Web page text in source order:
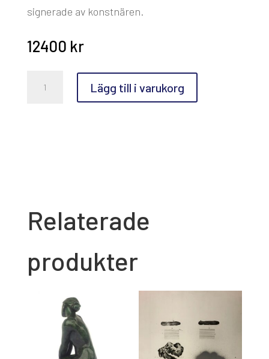
signerade av konstnären.
12400 kr
Linde,
Lägg till i varukorg
Relaterade
produkter